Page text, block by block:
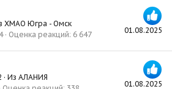
01.08.2025
ХМАО Югра - Омск
Оценка реакций 6 647
01.08.2025
· Из АЛАНИЯ